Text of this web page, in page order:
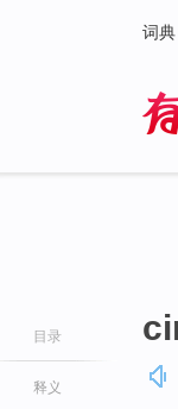
词典
目录
释义